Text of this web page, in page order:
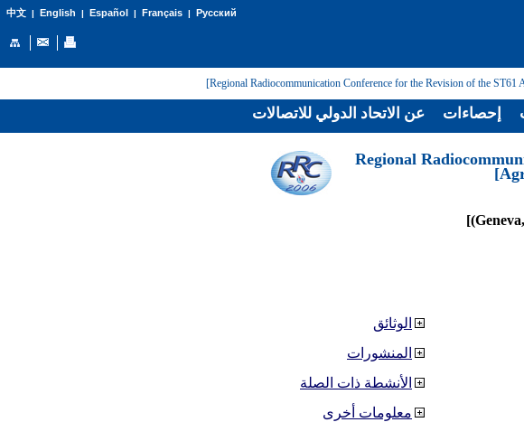
中文| English | Español | Français| Русский
[Regional
الوثائق
المنشورات
الأنشطة ذات الصلة
معلومات أخرى
عن الاتحاد الدولي للاتصالات إحصاءات